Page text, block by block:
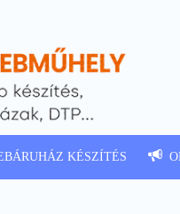
KÉSZÍTÉS